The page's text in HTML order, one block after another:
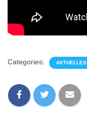
Categories: AKTUELLES